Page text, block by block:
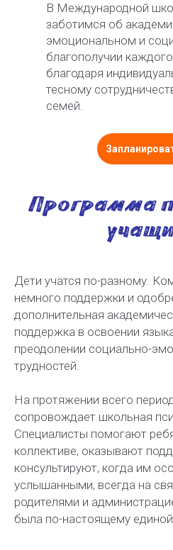
В международной
Экзюпери мы
академическом,
и социальном
каждого ученика
индивидуальному
В Международной
заботимся об
эмоциональном и
благополучии
благодаря
тесному
семей.
Программа
Дети учатся по-разному.
немного поддержки и
дополнительная
поддержка в освоении
преодолении социально-
трудностей.
На протяжении всего
сопровождает школьная
Специалисты помогают
коллективе, оказывают
консультируют, когда им
услышанными, всегда на
родителями и
была по-настоящему